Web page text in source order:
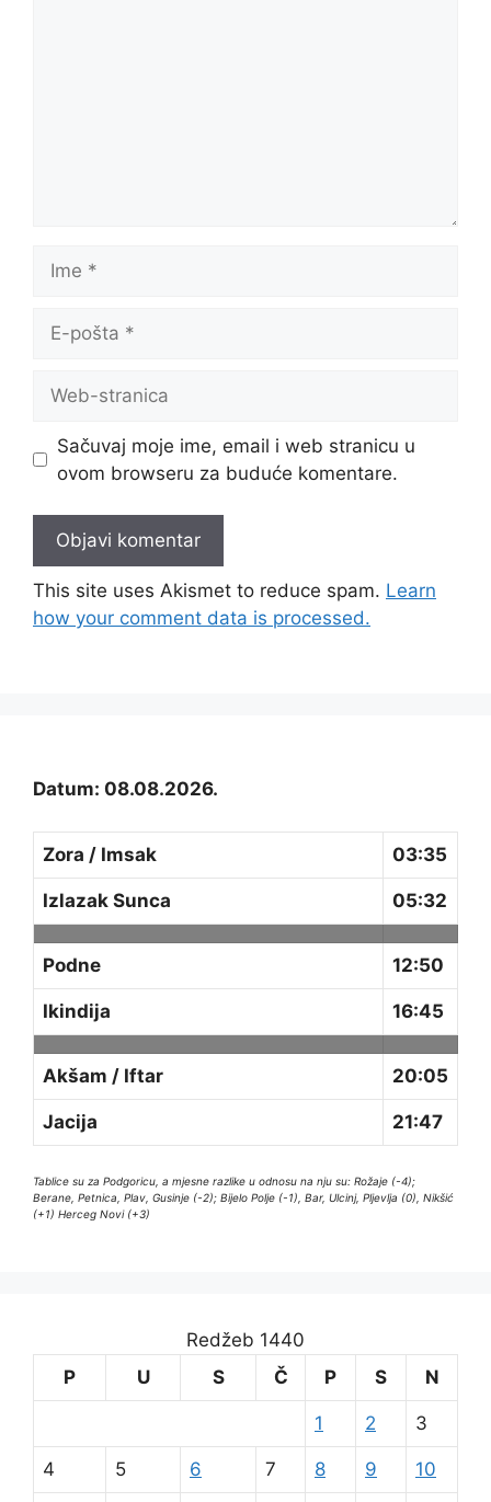
pošta
stranica
Sačuvaj moje ime, email i web stranicu u
ovom browseru za buduće komentare.
This site uses Akismet to reduce spam. Learn
how your comment data is processed.
Datum: 08.08.2026.
Zora / Imsak 03:35
Izlazak Sunca 05:32
Podne 12:50
Ikindija 16:45
Akšam / Iftar 20:05
Jacija 21:47
Tablice su za Podgoricu, a mjesne razlike u odnosu na nju su: Rožaje (-4);
Berane, Petnica, Plav, Gusinje (-2); Bijelo Polje (-1), Bar, Ulcinj, Pljevlja (0), Nikšić
(+1) Herceg Novi (+3)
Redžeb 1440
P
U S Č P S N
1 2 3
4 5 6 7 8 9 10